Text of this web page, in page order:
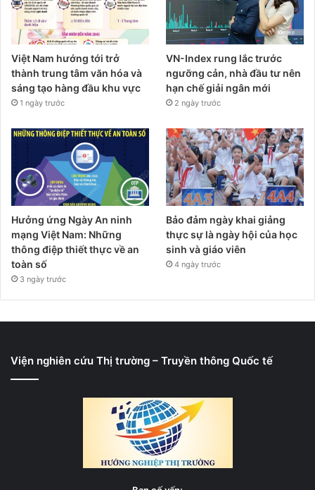
Việt Nam hướng tới trở
thành trung tâm văn hóa và
sáng tạo hàng đầu khu vực
1 ngày trước
VN-Index rung lắc trước
ngưỡng cản, nhà đầu tư nên
hạn chế giải ngân mới
2 ngày trước
Hưởng ứng Ngày An ninh
mạng Việt Nam: Những
thông điệp thiết thực về an
toàn số
3 ngày trước
Bảo đảm ngày khai giảng
thực sự là ngày hội của học
sinh và giáo viên
4 ngày trước
Viện nghiên cứu Thị trường – Truyền thông Quốc tế